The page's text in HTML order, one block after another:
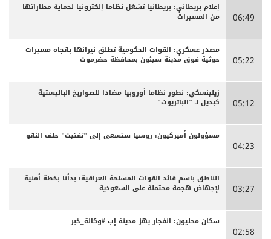
06:49
إعلام بريطاني: بريطانيا تشغل نظاما إلكترونيا لحماية مطاراتها
من المسيرات
05:22
مصدر عسكري: القوات الحكومية تطلق نيرانها باتجاه مسيرات
حوثية فوق مدينة سيئون بمحافظة حضرموت
05:12
زيلينسكي: نطور نظاما أوروبيا مضادا للصواريخ الباليستية
كبديل لـ "الباتريوت"
04:23
مسؤولون أميركيون: روسيا ستسعى إلى "تفتيت" حلف الناتو
03:27
الناطق باسم قائد القوات المسلحة العراقية: بدأنا بخطة أمنية
لإجهاض هجمة محتملة على السعودية
02:58
سكان محليون: انفجار يهز مدينة إب #وكالة_خبر